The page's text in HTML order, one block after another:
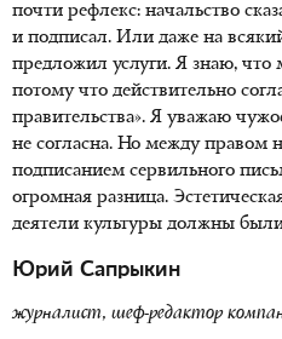
почти рефлекс: начальство
и подписал. Или даже на
предложил услуги. Я знаю, что
потому что действительно
правительства». Я уважаю
не согласна. Но между правом
подписанием сервильного
огромная разница.
деятели культуры должны
Юрий Сапрыкин
журналист, шеф-редактор